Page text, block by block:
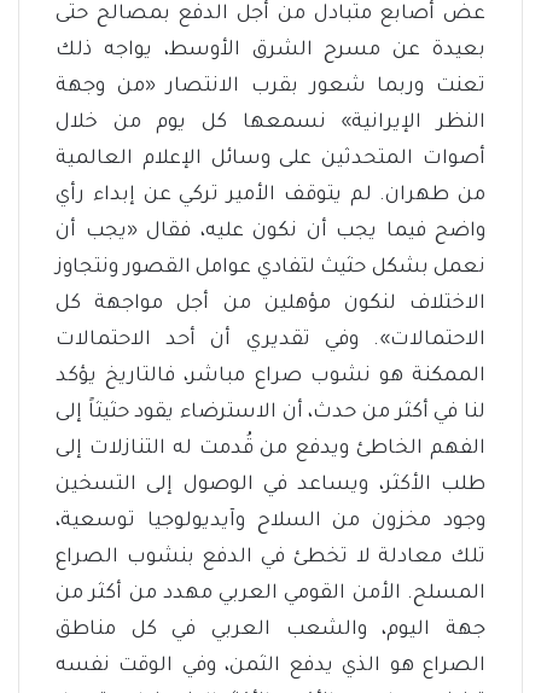
عض أصابع متبادل من أجل الدفع بمصالح حتى
بعيدة عن مسرح الشرق الأوسط، يواجه ذلك
تعنت وربما شعور بقرب الانتصار «من وجهة
النظر الإيرانية» نسمعها كل يوم من خلال
أصوات المتحدثين على وسائل الإعلام العالمية
من طهران. لم يتوقف الأمير تركي عن إبداء رأي
واضح فيما يجب أن نكون عليه، فقال «يجب أن
نعمل بشكل حثيث لتفادي عوامل القصور ونتجاوز
الاختلاف لنكون مؤهلين من أجل مواجهة كل
الاحتمالات». وفي تقديري أن أحد الاحتمالات
الممكنة هو نشوب صراع مباشر، فالتاريخ يؤكد
لنا في أكثر من حدث، أن الاسترضاء يقود حثيثاً إلى
الفهم الخاطئ ويدفع من قُدمت له التنازلات إلى
طلب الأكثر، ويساعد في الوصول إلى التسخين
وجود مخزون من السلاح وآيديولوجيا توسعية،
تلك معادلة لا تخطئ في الدفع بنشوب الصراع
المسلح. الأمن القومي العربي مهدد من أكثر من
جهة اليوم، والشعب العربي في كل مناطق
الصراع هو الذي يدفع الثمن، وفي الوقت نفسه